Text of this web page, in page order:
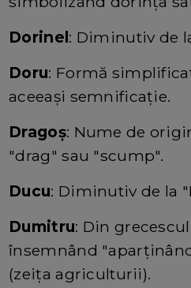
Dorinel: Diminutiv de
Doru: Formă
aceeași semnificație.
Dragoș: Nume de
"drag" sau "scump".
Ducu: Diminutiv de la
Dumitru: Din
însemnând
(zeița agriculturii).